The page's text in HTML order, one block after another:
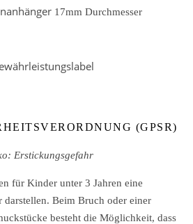
17mm Durchmesser
(GPSR)
Erstickungsgefahr
für Kinder unter 3 Jahren eine
darstellen. Beim Bruch oder einer
besteht die Möglichkeit, dass